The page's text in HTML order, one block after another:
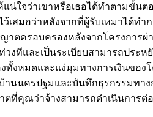
น่ใจว่าเขาหรือเธอได้ทำตามขั้น
เสมอว่าหลังจากที่ผู้รับเหมาได้ท
าตครอบครองหลังจากโครงการ
วงทีและเป็นระเบียบสามารถปร
งทั้งหมดและแง่มุมทางการเงินข
านนครปฐมและบันทึกธุรกรรมท
ที่คุณว่าจ้างสามารถดำเนินการ